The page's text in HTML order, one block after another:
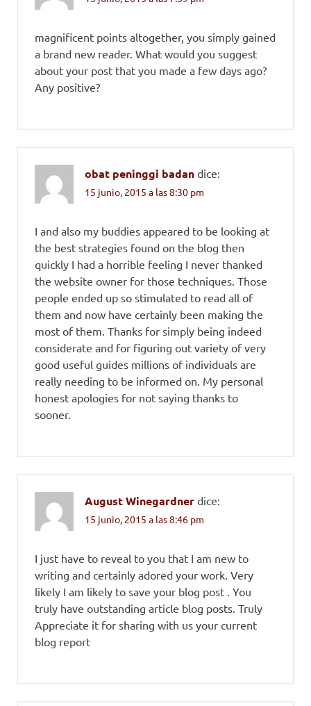
magnificent points altogether, you simply gained
a brand new reader. What would you suggest
about your post that you made a few days ago?
Any positive?
obat peninggi badan dice:
15 junio, 2015 a las 8:30 pm
I and also my buddies appeared to be looking at
the best strategies found on the blog then
quickly I had a horrible feeling I never thanked
the website owner for those techniques. Those
people ended up so stimulated to read all of
them and now have certainly been making the
most of them. Thanks for simply being indeed
considerate and for figuring out variety of very
good useful guides millions of individuals are
really needing to be informed on. My personal
honest apologies for not saying thanks to
sooner.
August Winegardner dice:
15 junio, 2015 a las 8:46 pm
I just have to reveal to you that I am new to
writing and certainly adored your work. Very
likely I am likely to save your blog post . You
truly have outstanding article blog posts. Truly
Appreciate it for sharing with us your current
blog report